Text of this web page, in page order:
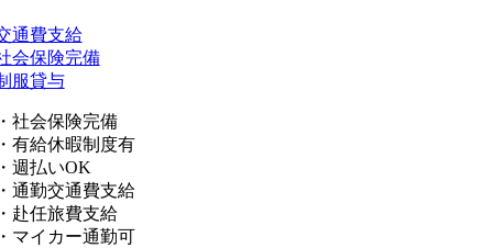
通費支給
会保険完備
服貸与
社会保険完備
有給休暇制度有
週払いOK
通勤交通費支給
赴任旅費支給
マイカー通勤可